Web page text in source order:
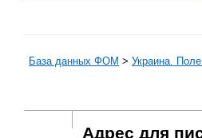
База данных ФОМ > Украина.
Адрес для